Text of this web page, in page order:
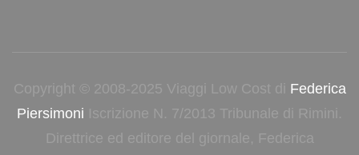
Copyright © 2008-2025 Viaggi Low Cost di Federica
Piersimoni Iscrizione N. 7/2013 Tribunale di Rimini.
Direttrice ed editore del giornale, Federica